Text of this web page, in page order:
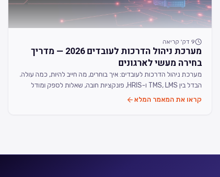
9 דק' קריאה
מערכת ניהול הדרכות לעובדים 2026 — מדריך
בחירה מעשי לארגונים
מערכת ניהול הדרכות לעובדים: איך בוחרים, מה חייב להיות, כמה עולה.
הבדל בין TMS, LMS ו-HRIS, פונקציות חובה, שאלות לספק ומודל
עלויות מדויק ל-2026.
קראו את המאמר המלא